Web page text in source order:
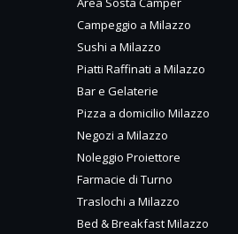
Campeggio a Milazzo
Sushi a Milazzo
Piatti Raffinati a Milazzo
Bar e Gelaterie
Pizza a domicilio Milazzo
Negozi a Milazzo
Noleggio Proiettore
Farmacie di Turno
Traslochi a Milazzo
Bed & Breakfast Milazzo